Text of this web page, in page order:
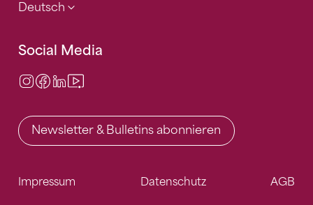
Deutsch
Social Media
Instagram
Facebook
LinkedIn
Newsletter & Bulletins abonnieren
Impressum Datenschutz AGB